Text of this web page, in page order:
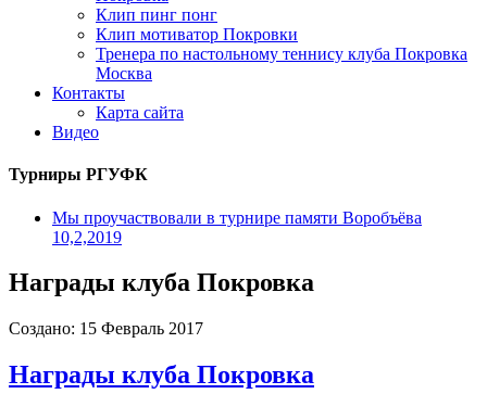
Клип пинг понг
Клип мотиватор Покровки
Тренера по настольному теннису клуба Покровка
Москва
Контакты
Карта сайта
Видео
Турниры РГУФК
Мы проучаствовали в турнире памяти Воробъёва
10,2,2019
Награды клуба Покровка
Создано: 15 Февраль 2017
Награды клуба Покровка